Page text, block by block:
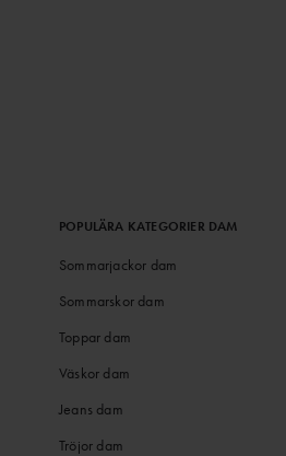
POPULÄRA KATEGORIER DAM
Sommarjackor dam
Sommarskor dam
Toppar dam
Väskor dam
Jeans dam
Tröjor dam